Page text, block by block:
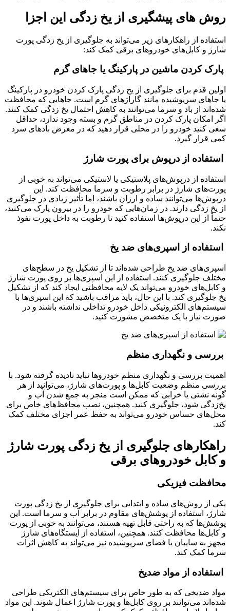
روش های پیشگیری از یخ زدگی این اجزا
استفاده از راهکارهای زیر می‌تواند به جلوگیری از یخ زدگی پورت
شارژ و کابل‌های خودروهای برقی کمک کند:
پارک کردن ماشین در پارکینگ یا جاهای گرم
اولین قدم برای جلوگیری از یخ زدگی پارک کردن خودرو در پارکینگ
یا جاهای سرپوشیده مانند گاراژهای گرم است. جاهایی که محافظت
شده‌اند از باد و سرما می‌توانند به کاهش احتمال یخ زدگی کمک کنند.
اگر امکان پارک کردن در مناطق گرم و بسته وجود ندارد، حداقل
سعی کنید خودرو را در محلی قرار دهید که در معرض بادهای سرد
کمی قرار گیرد.
استفاده از درپوش برای پورت شارژ
استفاده از درپوش‌های پلاستیکی یا لاستیکی می‌تواند به خوبی از
پورت‌های شارژ در برابر رطوبت و سرما محافظت کند. این
درپوش‌ها می‌توانند ساده و ارزان باشند، اما تأثیر زیادی در جلوگیری
از یخ زدگی دارند. در زمان‌هایی که خودرو را در بیرون پارک می‌کنید،
حتماً از این درپوش‌ها استفاده کنید تا رطوبت به داخل پورت نفوذ
نکند.
استفاده از اسپری‌های ضد یخ
اسپری‌های ضد یخ طراحی شده‌اند تا از تشکیل یخ در سطح‌های
مختلف جلوگیری کنند. استفاده از این اسپری‌ها بر روی پورت شارژ
و کابل‌های خودرو می‌تواند یک لایه محافظتی ایجاد کند که از تشکیل
یخ جلوگیری کند. با این حال، باید مراقب باشید که این اسپری‌ها با
سیستم‌های الکترونیکی داخل خودرو تداخلی نداشته باشند و در
صورت نیاز با یک متخصص مشورت کنید.
بررسی و نگهداری منظم
اهمیت بررسی و نگهداری منظم خودروها نباید نادیده گرفته شود. با
بررسی منظم وضعیت کابل‌ها و پورت‌های شارژ، می‌توانید از هر
گونه نشتی یا خرابی که ممکن است منجر به جمع شدن آب و
یخ‌زدگی شود، جلوگیری کنید. همچنین، نصب محافظ‌های خاص برای
محل‌های حساس خودرو می‌تواند به حفظ عمر اجزای مختلف کمک
کند.
راهکارهای جلوگیری از یخ زدگی پورت شارژ
و کابل خودروهای برقی
محافظت فیزیکی
یکی از روش‌های ساده و ابتدایی برای جلوگیری از یخ زدگی پورت
شارژ، استفاده از پوشش‌های مقاوم در برابر آب و سرما است. این
پوشش‌ها که به راحتی قابل تهیه هستند، می‌توانند به خوبی از پورت
و کابل‌ها محافظت کنند. همچنین، استفاده از ایستگاه‌های شارژ
مجهز به سایبان یا فضای سرپوشیده نیز می‌تواند به کاهش اثرات
سرما کمک کند.
استفاده از مواد ضدیخ
مواد ضدیخی که به طور خاص برای سیستم‌های الکتریکی طراحی
شده‌اند می‌توانند بر روی کابل‌ها و پورت شارژ اعمال شوند. این مواد